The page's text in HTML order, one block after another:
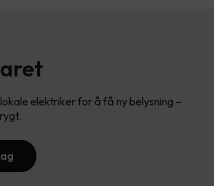
elektriker for å få ny belysning –